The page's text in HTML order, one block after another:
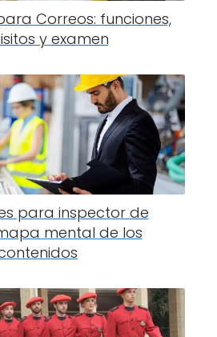
Correos: funciones,
y examen
para inspector de
mental de los